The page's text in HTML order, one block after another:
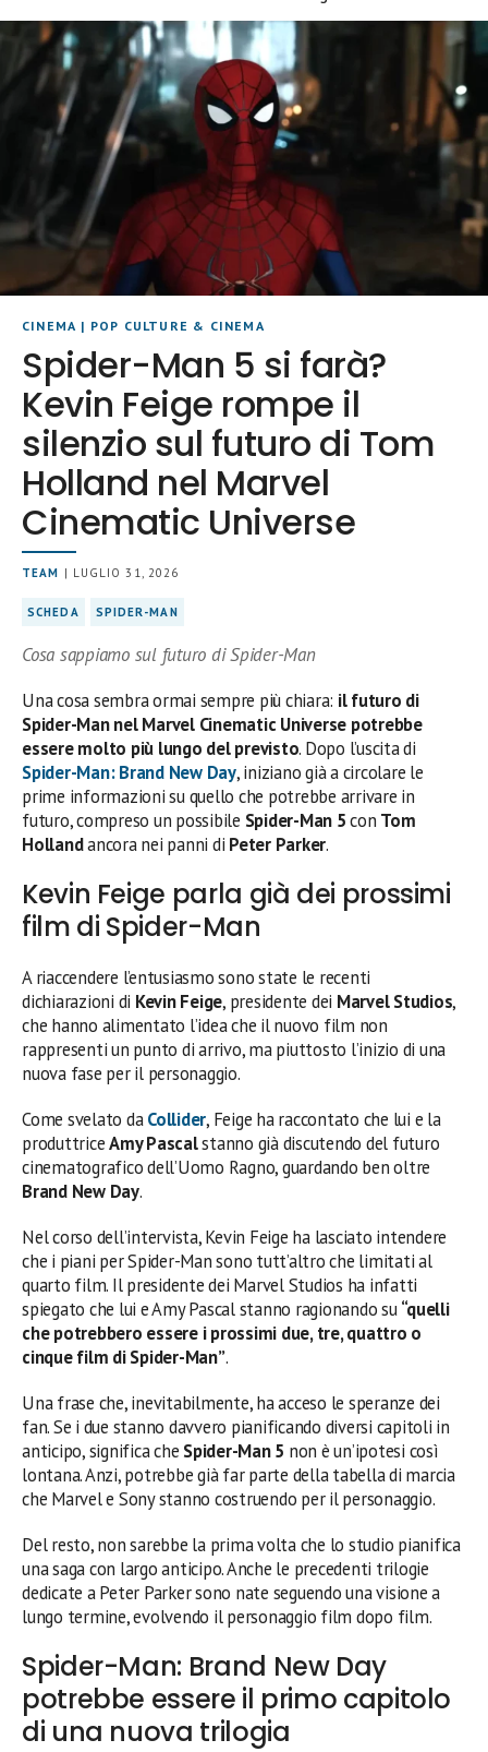
CINEMA | POP CULTURE & CINEMA
Spider-Man 5 si farà?
Kevin Feige rompe il
silenzio sul futuro di Tom
Holland nel Marvel
Cinematic Universe
TEAM | LUGLIO 31, 2026
SCHEDA SPIDER-MAN
Cosa sappiamo sul futuro di Spider-Man
Una cosa sembra ormai sempre più chiara: il futuro di
Spider-Man nel Marvel Cinematic Universe potrebbe
essere molto più lungo del previsto. Dopo l’uscita di
Spider-Man: Brand New Day, iniziano già a circolare le
prime informazioni su quello che potrebbe arrivare in
futuro, compreso un possibile Spider-Man 5con Tom
Hollandancora nei panni di Peter Parker.
Kevin Feige parla già dei prossimi
film di Spider-Man
A riaccendere l’entusiasmo sono state le recenti
dichiarazioni di Kevin Feige, presidente dei Marvel Studios,
che hanno alimentato l’idea che il nuovo film non
rappresenti un punto di arrivo, ma piuttosto l’inizio di una
nuova fase per il personaggio.
Come svelato daCollider, Feige ha raccontato che lui e la
produttriceAmy Pascalstanno già discutendo del futuro
cinematografico dell’Uomo Ragno, guardando ben oltre
Brand New Day.
Nel corso dell’intervista, Kevin Feige ha lasciato intendere
che i piani per Spider-Man sono tutt’altro che limitati al
quarto film. Il presidente dei Marvel Studios ha infatti
spiegato che lui e Amy Pascal stanno ragionando su“quelli
che potrebbero essere i prossimi due, tre, quattro o
cinque film di Spider-Man”.
Una frase che, inevitabilmente, ha acceso le speranze dei
fan. Se i due stanno davvero pianificando diversi capitoli in
anticipo, significa che Spider-Man 5 non è un’ipotesi così
lontana. Anzi, potrebbe già far parte della tabella di marcia
che Marvel e Sony stanno costruendo per il personaggio.
Del resto, non sarebbe la prima volta che lo studio pianifica
una saga con largo anticipo. Anche le precedenti trilogie
dedicate a Peter Parker sono nate seguendo una visione a
lungo termine, evolvendo il personaggio film dopo film.
Spider-Man: Brand New Day
potrebbe essere il primo capitolo
di una nuova trilogia